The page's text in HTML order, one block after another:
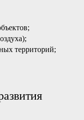
территорий;